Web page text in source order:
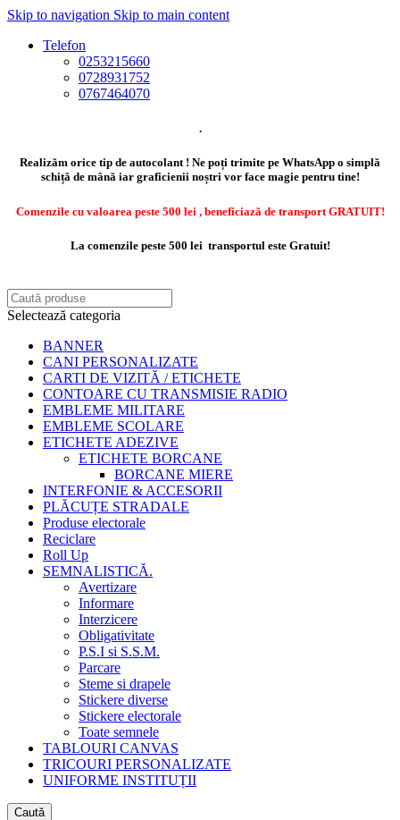
Skip to navigation Skip to main content
Telefon
0253215660
0728931752
0767464070
.
Realizăm orice tip de autocolant ! Ne poți trimite pe WhatsApp o simplă
schiță de mână iar graficienii noștri vor face magie pentru tine!
Comenzile cu valoarea peste 500 lei , beneficiază de transport GRATUIT!
La comenzile peste 500 lei transportul este Gratuit!
Selectează categoria
BANNER
CANI PERSONALIZATE
CARTI DE VIZITĂ / ETICHETE
CONTOARE CU TRANSMISIE RADIO
EMBLEME MILITARE
EMBLEME SCOLARE
ETICHETE ADEZIVE
ETICHETE BORCANE
BORCANE MIERE
INTERFONIE & ACCESORII
PLĂCUȚE STRADALE
Produse electorale
Reciclare
Roll Up
SEMNALISTICĂ.
Avertizare
Informare
Interzicere
Obligativitate
P.S.I si S.S.M.
Parcare
Steme si drapele
Stickere diverse
Stickere electorale
Toate semnele
TABLOURI CANVAS
TRICOURI PERSONALIZATE
UNIFORME INSTITUȚII
Caută